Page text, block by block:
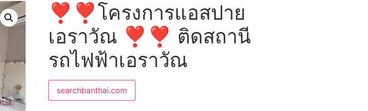
❣️❣️โครงการแอสปาย
เอราวัณ ❣️❣️ ติดสถานี
รถไฟฟ้าเอราวัณ
searchbanthai.com